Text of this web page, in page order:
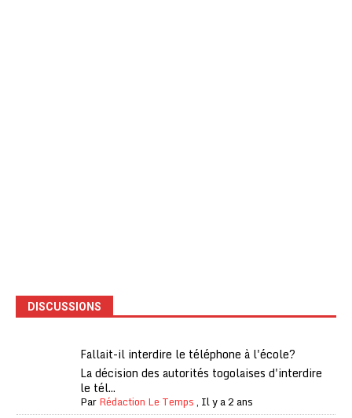
DISCUSSIONS
Fallait-il interdire le téléphone à l'école?
La décision des autorités togolaises d'interdire
le tél...
ParRédaction Le Temps, Il y a 2 ans